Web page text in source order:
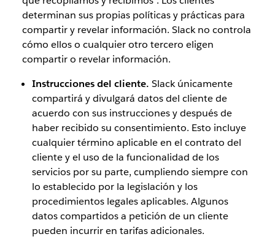
determinan sus propias políticas y prácticas para
compartir y revelar información. Slack no controla
cómo ellos o cualquier otro tercero eligen
compartir o revelar información.
Instrucciones del cliente. Slack únicamente
compartirá y divulgará datos del cliente de
acuerdo con sus instrucciones y después de
haber recibido su consentimiento. Esto incluye
cualquier término aplicable en el contrato del
cliente y el uso de la funcionalidad de los
servicios por su parte, cumpliendo siempre con
lo establecido por la legislación y los
procedimientos legales aplicables. Algunos
datos compartidos a petición de un cliente
pueden incurrir en tarifas adicionales.